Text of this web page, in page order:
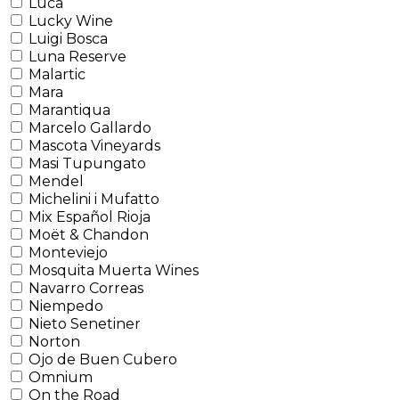
Lucky Wine
Luigi Bosca
Luna Reserve
Malartic
Mara
Marantiqua
Marcelo Gallardo
Mascota Vineyards
Masi Tupungato
Mendel
Michelini i Mufatto
Mix Español Rioja
Moët & Chandon
Monteviejo
Mosquita Muerta Wines
Navarro Correas
Niempedo
Nieto Senetiner
Norton
Ojo de Buen Cubero
Omnium
On the Road